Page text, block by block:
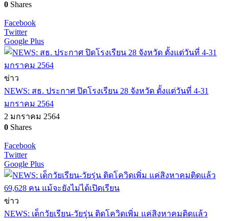
0 Shares
Facebook
Twitter
Google Plus
ข่าว
NEWS: สธ. ประกาศ ปิดโรงเรียน 28 จังหวัด ตั้งแต่วันที่ 4-31
มกราคม 2564
2 มกราคม 2564
0 Shares
Facebook
Twitter
Google Plus
ข่าว
NEWS: เด็กวัยเรียน-วัยรุ่น ติดโควิดเพิ่ม แค่สิงหาคมติดแล้ว